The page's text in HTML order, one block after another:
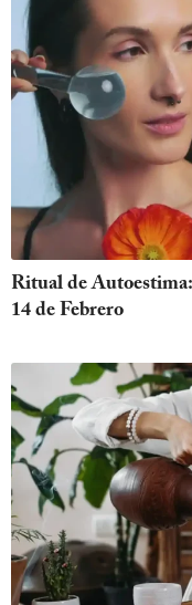
Ritual de
14 de Febrero